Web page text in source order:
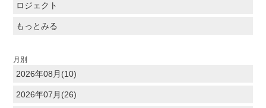
ロジェクト
もっとみる
月別
2026年08月(10)
2026年07月(26)